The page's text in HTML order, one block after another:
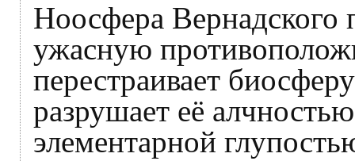
Ноосфера Вернадского
ужасную
перестраивает
разрушает её
элементарной